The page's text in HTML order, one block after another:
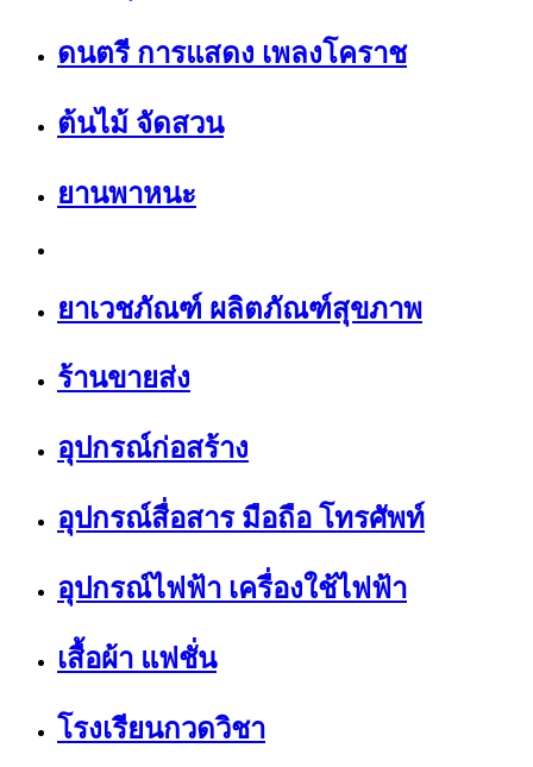
ดนตรี การแสดง เพลงโคราช
ต้นไม้ จัดสวน
ยานพาหนะ
ยาเวชภัณฑ์ ผลิตภัณฑ์สุขภาพ
ร้านขายส่ง
อุปกรณ์ก่อสร้าง
อุปกรณ์สื่อสาร มือถือ โทรศัพท์
อุปกรณ์ไฟฟ้า เครื่องใช้ไฟฟ้า
เสื้อผ้า แฟชั่น
โรงเรียนกวดวิชา